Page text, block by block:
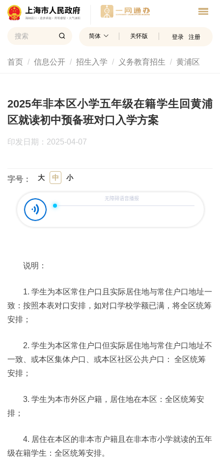
简体 关怀版 登录 注册
首页 信息公开 招生入学 义务教育招生 黄浦区
2025年非本区小学五年级在籍学生回黄浦
区就读初中预备班对口入学方案
印发日期：2025-04-07
字号： 大 中 小
说明：
1. 学生为本区常住户口且实际居住地与常住户口地址一
致：按照本表对口安排，如对口学校学额已满，将全区统筹
安排；
2. 学生为本区常住户口但实际居住地与常住户口地址不
一致、或本区集体户口、或本区社区公共户口： 全区统筹
安排；
3. 学生为本市外区户籍，居住地在本区：全区统筹安
排；
4. 居住在本区的非本市户籍且在非本市小学就读的五年
级在籍学生：全区统筹安排。